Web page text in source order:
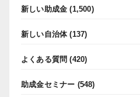
新しい助成金 (1,500)
新しい自治体(137)
よくある質問 (420)
助成金セミナー (548)